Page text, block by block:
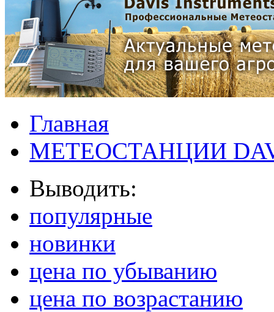
Главная
МЕТЕОСТАНЦИИ
Выводить:
популярные
новинки
цена по убыванию
цена по возрастанию